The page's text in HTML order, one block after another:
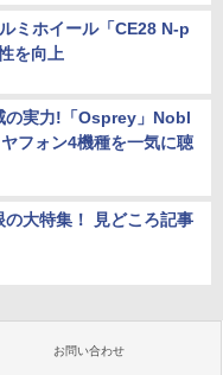
ミホイール「CE28 N-p
を向上
の実力!「Osprey」Nobl
フォン4機種を一気に聴
の大特集！ 見どころ記事
お問い合わせ